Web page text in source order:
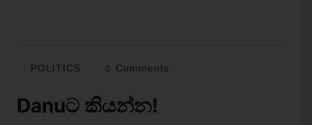
POLITICS 0 Comments